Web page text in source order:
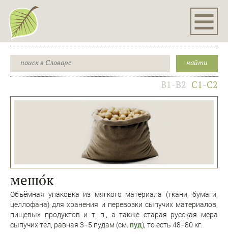
B1-B2 C1-C2
мешо́к
Объёмная упаковка из мягкого материала (ткани, бумаги,
целлофана) для хранения и перевозки сыпучих материалов,
пищевых продуктов и т. п., а также старая русская мера
сыпучих тел, равная 3−5 пудам (см. пуд), то есть 48−80 кг.